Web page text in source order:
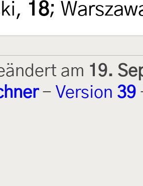
18;
am 19.
- Version 39